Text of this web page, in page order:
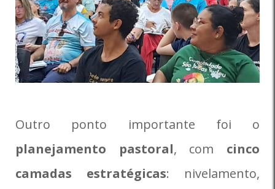
Outro ponto importante foi o
planejamento pastoral, com cinco
camadas estratégicas: nivelamento,